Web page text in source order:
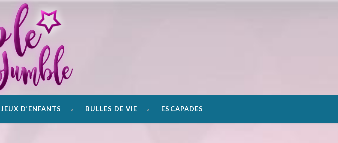
JEUX D’ENFANTS BULLES DE VIE ESCAPADES